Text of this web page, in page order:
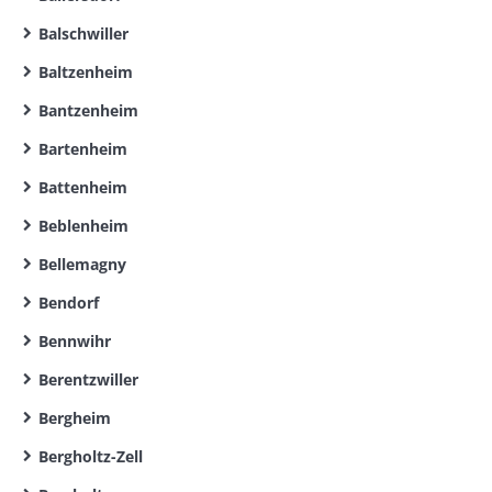
Balschwiller
Baltzenheim
Bantzenheim
Bartenheim
Battenheim
Beblenheim
Bellemagny
Bendorf
Bennwihr
Berentzwiller
Bergheim
Bergholtz-Zell